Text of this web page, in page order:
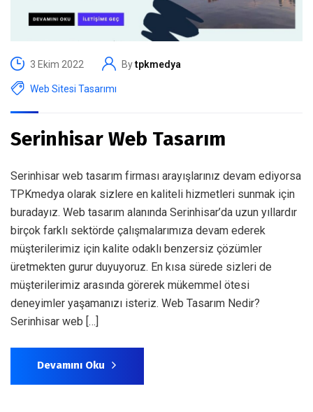
3 Ekim 2022 Bytpkmedya
Web Sitesi Tasarımı
Serinhisar Web Tasarım
Serinhisar web tasarım firması arayışlarınız devam ediyorsa
TPKmedya olarak sizlere en kaliteli hizmetleri sunmak için
buradayız. Web tasarım alanında Serinhisar’da uzun yıllardır
birçok farklı sektörde çalışmalarımıza devam ederek
müşterilerimiz için kalite odaklı benzersiz çözümler
üretmekten gurur duyuyoruz. En kısa sürede sizleri de
müşterilerimiz arasında görerek mükemmel ötesi
deneyimler yaşamanızı isteriz. Web Tasarım Nedir?
Serinhisar web […]
Devamını Oku